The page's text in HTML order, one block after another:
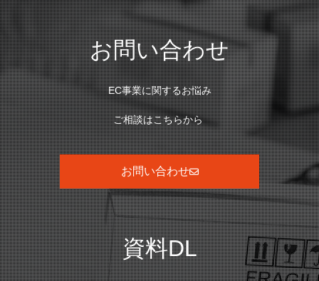
お問い合わせ
EC事業に関するお悩み
ご相談はこちらから
お問い合わせ
資料DL